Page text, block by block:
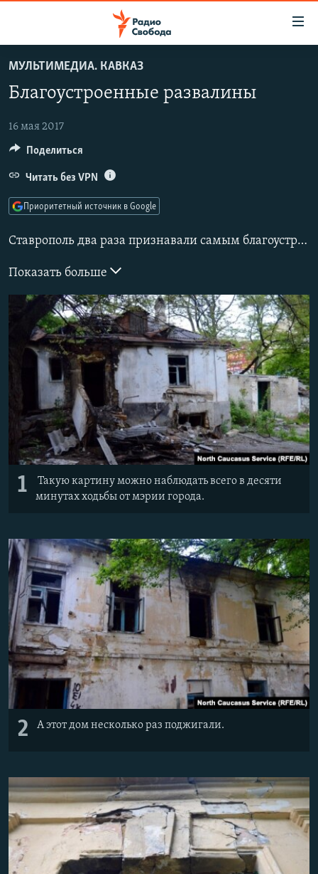
упрощенного
доступа
Вернуться
основному
содержанию
Вернутся
главной
Вернутся
ПРОГРАММЫ
ПОДКАСТЫ
АВТОРСКИЕ ПРОЕКТЫ
ЦИТАТЫ СВОБОДЫ
МНЕНИЯ
КУЛЬТУРА
СЕВЕР.РЕАЛИИ
СИБИРЬ.РЕАЛИИ
РАСПИСАНИЕ ВЕЩАНИЯ
ПОДПИШИТЕСЬ НА РАССЫЛКУ
СОЦИАЛЬНЫЕ СЕТИ
Все сайты РСЕ/РС
МУЛЬТИМЕДИА. КАВКАЗ
Благоустроенные развалины
16 мая 2017
Ставрополь два раза признавали самым благоустроенным городом России - в
Показать больше
1
Такую картину можно наблюдать всего в десяти
минутах ходьбы от мэрии города.
2 А этот дом несколько раз поджигали.
Поделиться
Читать без VPN
Приоритетный источник в Google